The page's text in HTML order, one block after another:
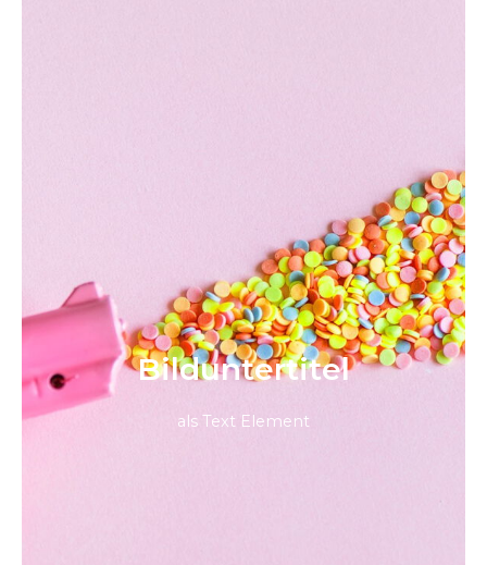
Bild­unter­titel
als Text Element